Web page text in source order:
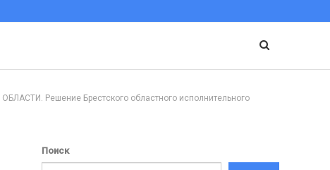
Решение Брестского областного исполнительного
Поиск